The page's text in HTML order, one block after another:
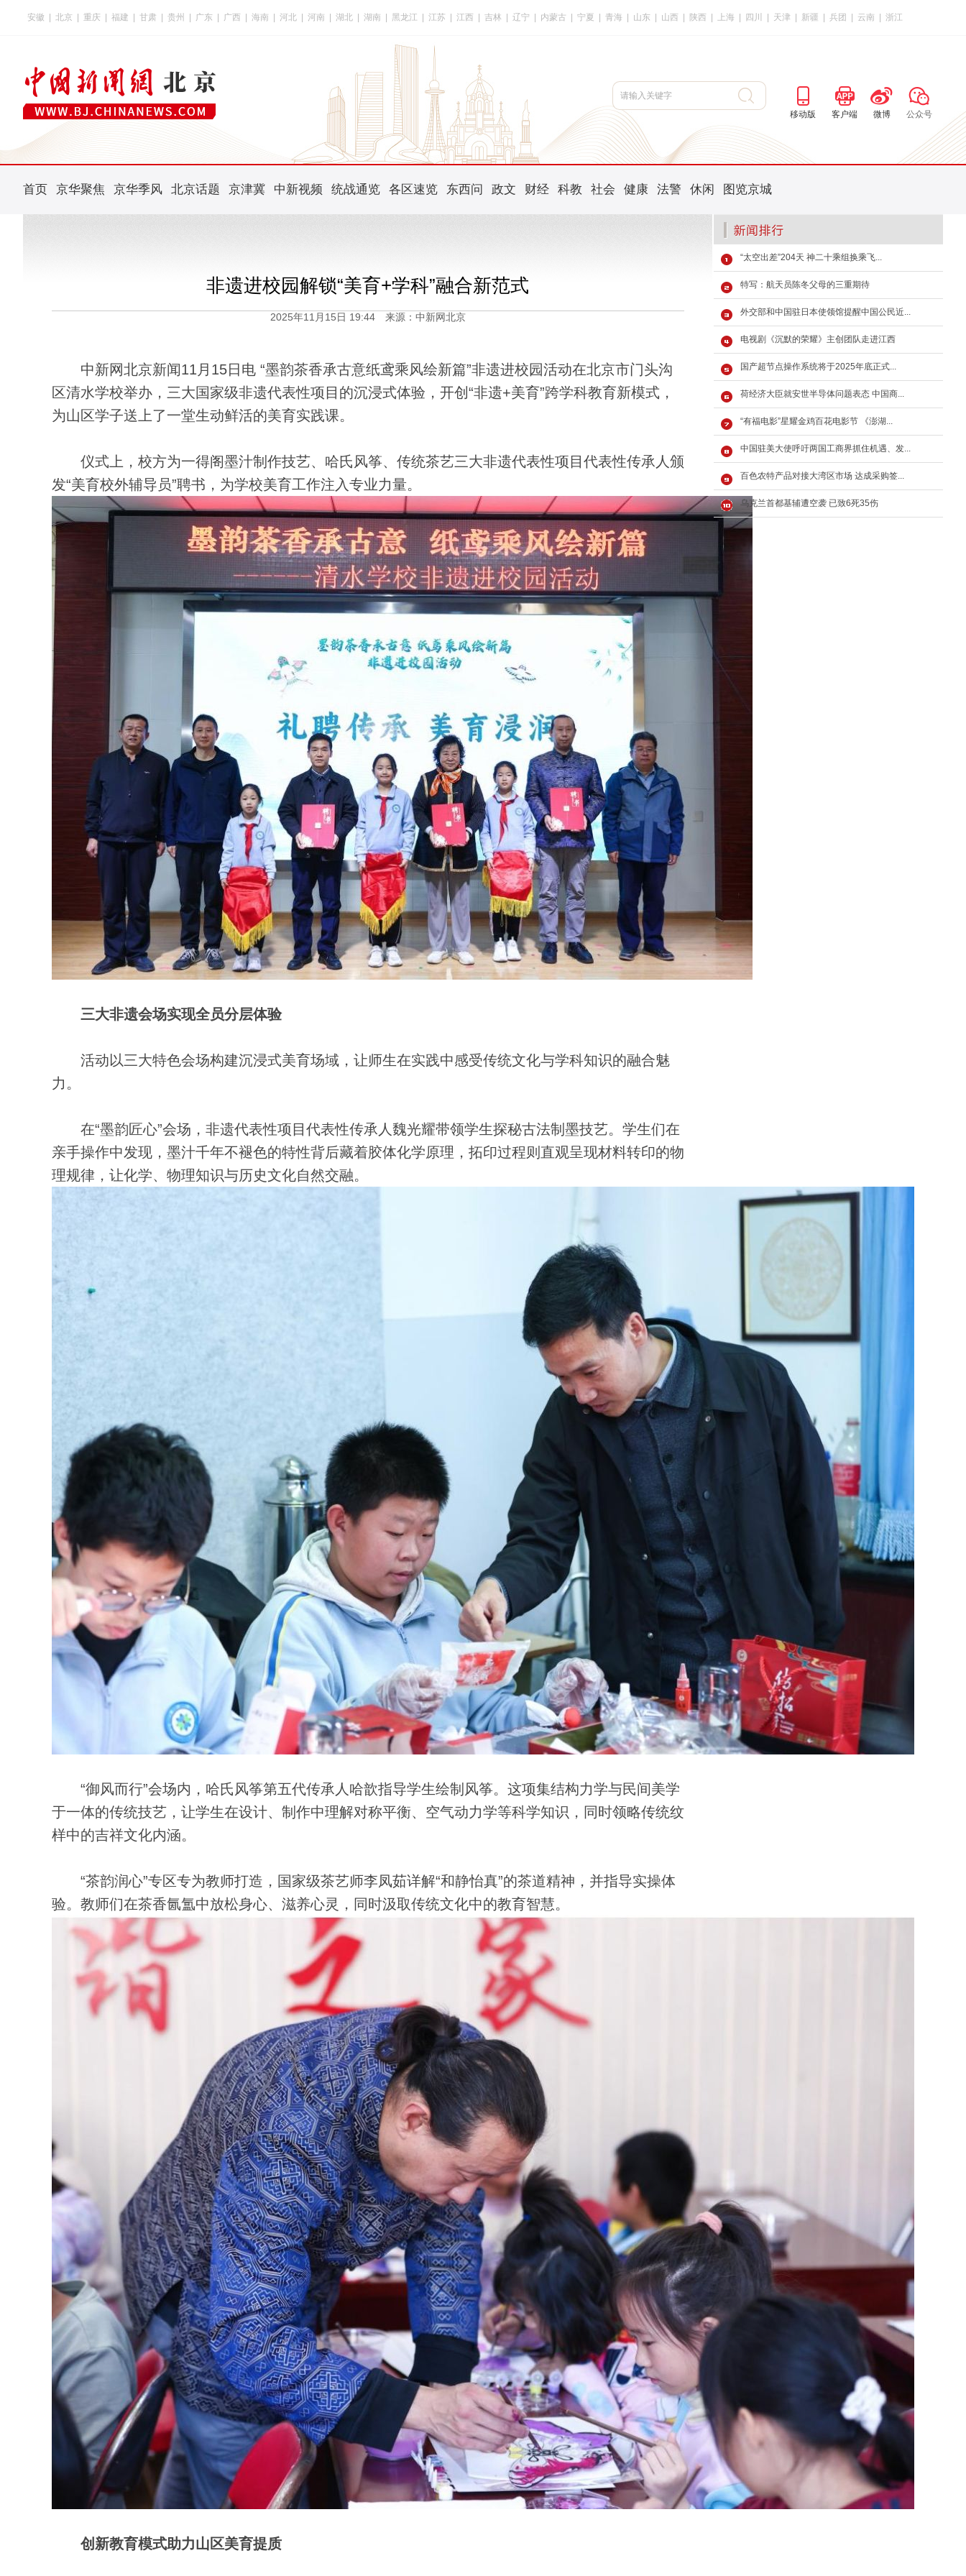
安徽 北京 重庆 福建 甘肃 贵州 广东 广西 海南 河北 河南 湖北 湖南 黑龙江 江苏 江西 吉林 辽宁 内蒙古 宁夏 青海 山东 山西 陕西 上海 四川 天津 新疆 兵团 云南 浙江
移动版 客户端 微博 公众号
首页 京华聚焦 京华季风 北京话题 京津冀 中新视频 统战通览 各区速览 东西问 政文 财经 科教 社会 健康 法警 休闲 图览京城
非遗进校园解锁“美育+学科”融合新范式
2025年11月15日 19:44 来源：中新网北京
中新网北京新闻11月15日电 “墨韵茶香承古意纸鸢乘风绘新篇”非遗进校园活动在北京市门头沟
区清水学校举办，三大国家级非遗代表性项目的沉浸式体验，开创“非遗+美育”跨学科教育新模式，
为山区学子送上了一堂生动鲜活的美育实践课。
仪式上，校方为一得阁墨汁制作技艺、哈氏风筝、传统茶艺三大非遗代表性项目代表性传承人颁
发“美育校外辅导员”聘书，为学校美育工作注入专业力量。
三大非遗会场实现全员分层体验
活动以三大特色会场构建沉浸式美育场域，让师生在实践中感受传统文化与学科知识的融合魅
力。
在“墨韵匠心”会场，非遗代表性项目代表性传承人魏光耀带领学生探秘古法制墨技艺。学生们在
亲手操作中发现，墨汁千年不褪色的特性背后藏着胶体化学原理，拓印过程则直观呈现材料转印的物
理规律，让化学、物理知识与历史文化自然交融。
“御风而行”会场内，哈氏风筝第五代传承人哈歆指导学生绘制风筝。这项集结构力学与民间美学
于一体的传统技艺，让学生在设计、制作中理解对称平衡、空气动力学等科学知识，同时领略传统纹
样中的吉祥文化内涵。
“茶韵润心”专区专为教师打造，国家级茶艺师李凤茹详解“和静怡真”的茶道精神，并指导实操体
验。教师们在茶香氤氲中放松身心、滋养心灵，同时汲取传统文化中的教育智慧。
创新教育模式助力山区美育提质
“太空出差”204天 神二十乘组换乘飞...
特写：航天员陈冬父母的三重期待
外交部和中国驻日本使领馆提醒中国公民近...
电视剧《沉默的荣耀》主创团队走进江西
国产超节点操作系统将于2025年底正式...
荷经济大臣就安世半导体问题表态 中国商...
“有福电影”星耀金鸡百花电影节 《澎湖...
中国驻美大使呼吁两国工商界抓住机遇、发...
百色农特产品对接大湾区市场 达成采购签...
乌克兰首都基辅遭空袭 已致6死35伤